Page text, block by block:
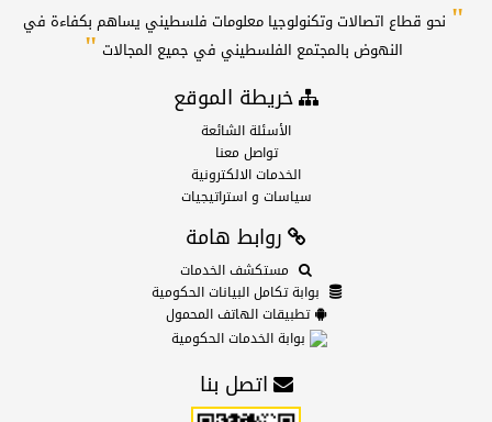
" نحو قطاع اتصالات وتكنولوجيا معلومات فلسطيني يساهم بكفاءة في
النهوض بالمجتمع الفلسطيني في جميع المجالات"
خريطة الموقع
الأسئلة الشائعة
تواصل معنا
الخدمات الالكترونية
سياسات و استراتيجيات
روابط هامة
مستكشف الخدمات
بوابة تكامل البيانات الحكومية
تطبيقات الهاتف المحمول
بوابة الخدمات الحكومية
اتصل بنا